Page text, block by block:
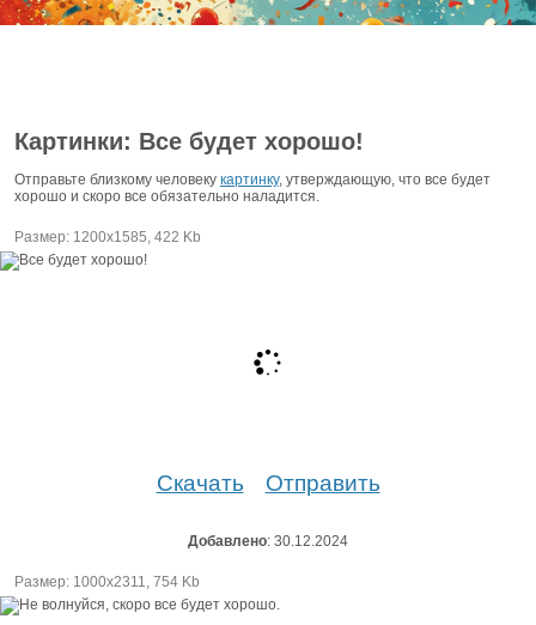
Картинки: Все будет хорошо!
Отправьте близкому человеку картинку, утверждающую, что все будет
хорошо и скоро все обязательно наладится.
Размер: 1200х1585, 422 Kb
Скачать Отправить
Добавлено: 30.12.2024
Размер: 1000х2311, 754 Kb